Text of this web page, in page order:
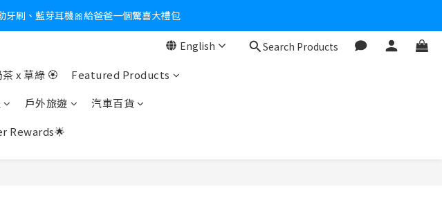
費回饋無極限
牙刷、藍芽耳機🎀給爸爸一個驚喜大禮包
費回饋無極限
English Search Products
x 草綠 🏵
Featured Products
戶外旅遊
汽車百貨
Rewards🌟